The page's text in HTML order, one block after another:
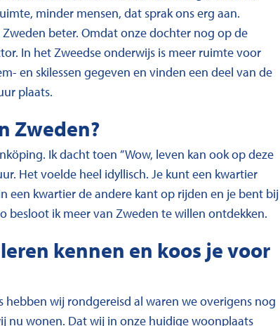
minder mensen, dat sprak ons erg aan.
beter. Omdat onze dochter nog op de
In het Zweedse onderwijs is meer ruimte voor
en skilessen gegeven en vinden een deel van de
plaats.
Zweden?
Ik dacht toen ”Wow, leven kan ook op deze
Het voelde heel idyllisch. Je kunt een kwartier
een kwartier de andere kant op rijden en je bent bij
besloot ik meer van Zweden te willen ontdekken.
kennen en koos je voor
hebben wij rondgereisd al waren we overigens nog
nu wonen. Dat wij in onze huidige woonplaats